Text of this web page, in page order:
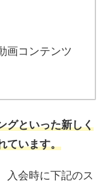
画コンテンツ
グといった新しく
ています。
入会時に下記のス